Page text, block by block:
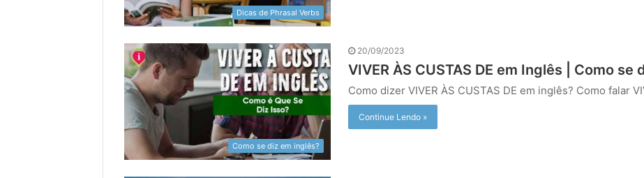
Dicas de Phrasal Verbs
Como se diz em inglês?
20/09/2023
VIVER ÀS CUSTAS DE em Inglês | Como se
Como dizer VIVER ÀS CUSTAS DE em inglês? Como falar
Continue Lendo »